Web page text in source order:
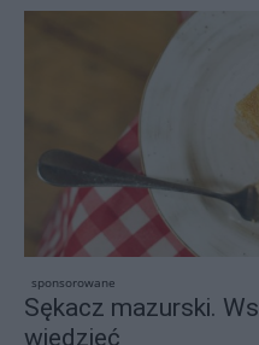
sponsorowane
Sękacz mazurski.
wiedzieć